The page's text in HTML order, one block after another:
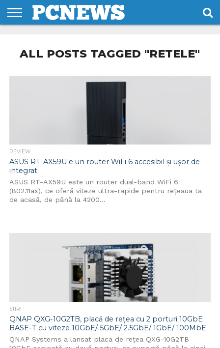
NOI
SI
CONDITII
ALL POSTS TAGGED "RETELE"
REVIEW
ASUS RT-AX59U e un router WiFi 6 accesibil și ușor de
integrat
ASUS RT-AX59U este un router dual-band WiFi 6
(802.11ax), ce oferă viteze ultra-rapide pentru rețeaua ta
de acasă, de până la 4200...
STIRI
QNAP QXG-10G2TB, placă de rețea cu 2 porturi 10GbE
BASE-T cu viteze 10GbE/ 5GbE/ 2.5GbE/ 1GbE/ 100MbE
QNAP Systems a lansat placa de rețea QXG-10G2TB